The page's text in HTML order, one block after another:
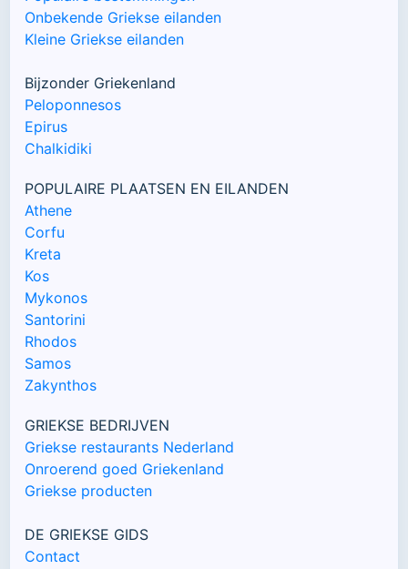
Onbekende Griekse eilanden
Kleine Griekse eilanden
Bijzonder Griekenland
Peloponnesos
Epirus
Chalkidiki
POPULAIRE PLAATSEN EN EILANDEN
Athene
Corfu
Kreta
Kos
Mykonos
Santorini
Rhodos
Samos
Zakynthos
GRIEKSE BEDRIJVEN
Griekse restaurants Nederland
Onroerend goed Griekenland
Griekse producten
DE GRIEKSE GIDS
Contact